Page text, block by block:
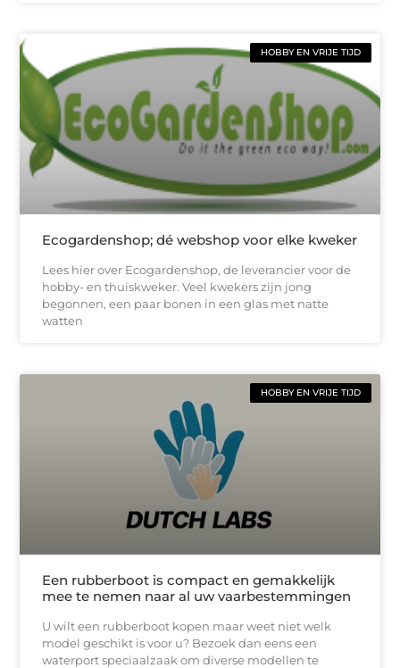
HOBBY EN VRIJE TIJD
Ecogardenshop; dé webshop voor elke kweker
Lees hier over Ecogardenshop, de leverancier voor de
hobby- en thuiskweker. Veel kwekers zijn jong
begonnen, een paar bonen in een glas met natte
watten
HOBBY EN VRIJE TIJD
Een rubberboot is compact en gemakkelijk
mee te nemen naar al uw vaarbestemmingen
U wilt een rubberboot kopen maar weet niet welk
model geschikt is voor u? Bezoek dan eens een
waterport speciaalzaak om diverse modellen te